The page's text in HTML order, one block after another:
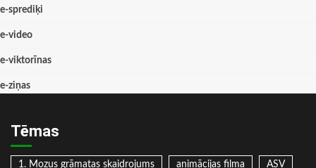
e-sprediķi
e-video
e-viktorīnas
e-ziņas
Tēmas
1. Mozus grāmatas skaidrojums animācijas filma ASV